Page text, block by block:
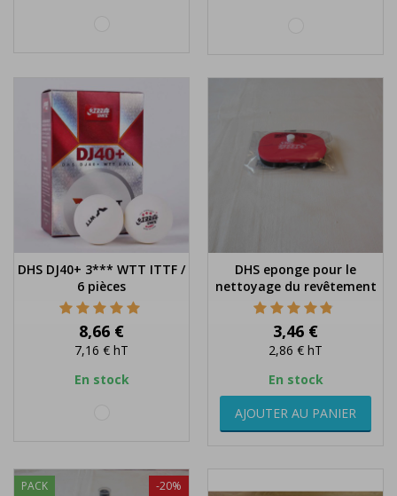
DHS DJ40+ 3*** WTT ITTF /
6 pièces
Prix
8,66 €
7,16 € hT
En stock
DHS eponge pour le
nettoyage du revêtement
Prix
3,46 €
2,86 € hT
En stock
AJOUTER AU PANIER
PACK -20%